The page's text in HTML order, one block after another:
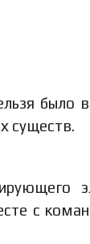
было
существ.
с